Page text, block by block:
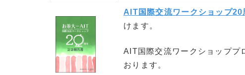
AIT国際交流ワークショップ20
けます。
AIT国際交流ワークショッププ
おります。